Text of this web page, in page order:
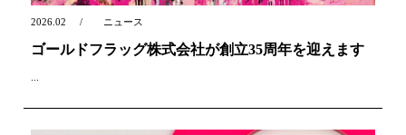
2026.02 ニュース
ゴールドフラッグ株式会社が創立35周年を迎えます
...